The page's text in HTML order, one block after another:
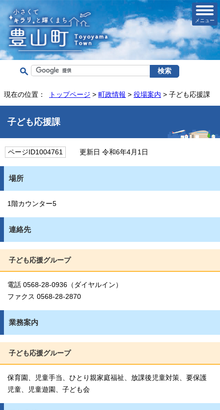
メニュー
現在の位置： トップページ > 町政情報 > 役場案内 > 子ども応援課
子ども応援課
ページID1004761 更新日 令和6年4月1日
場所
1階カウンター5
連絡先
子ども応援グループ
電話 0568-28-0936（ダイヤルイン）
ファクス 0568-28-2870
業務案内
子ども応援グループ
保育園、児童手当、ひとり親家庭福祉、放課後児童対策、要保護
児童、児童遊園、子ども会